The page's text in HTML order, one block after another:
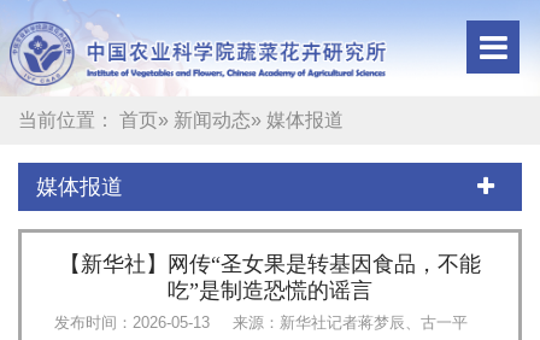
当前位置： 首页» 新闻动态» 媒体报道
媒体报道
【新华社】网传“圣女果是转基因食品，不能
吃”是制造恐慌的谣言
发布时间：2026-05-13 来源：新华社记者蒋梦辰、古一平